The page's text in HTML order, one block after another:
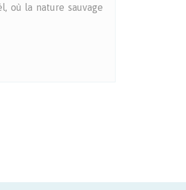
où la nature sauvage